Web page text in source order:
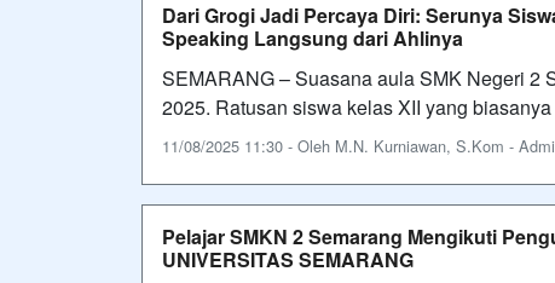
Dari Grogi Jadi Percaya Diri: Serunya
Speaking Langsung dari Ahlinya
SEMARANG – Suasana aula SMK Negeri 2
2025. Ratusan siswa kelas XII yang
11/08/2025 11:30 - Oleh M.N. Kurniawan, S.Kom -
Pelajar SMKN 2 Semarang Mengikuti
UNIVERSITAS SEMARANG